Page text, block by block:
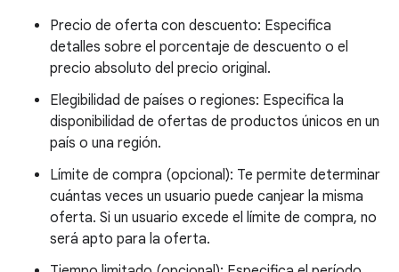
Precio de oferta con descuento: Especifica
detalles sobre el porcentaje de descuento o el
precio absoluto del precio original.
Elegibilidad de países o regiones: Especifica la
disponibilidad de ofertas de productos únicos en un
país o una región.
Límite de compra (opcional): Te permite determinar
cuántas veces un usuario puede canjear la misma
oferta. Si un usuario excede el límite de compra, no
será apto para la oferta.